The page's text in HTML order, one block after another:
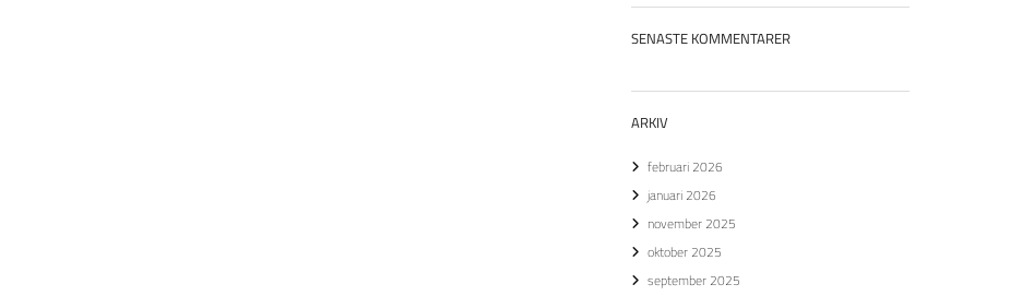
SENASTE KOMMENTARER
ARKIV
februari 2026
januari 2026
november 2025
oktober 2025
september 2025